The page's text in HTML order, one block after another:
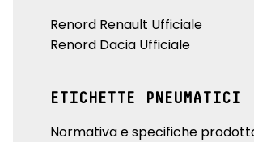
Renord Renault Ufficiale
Renord Dacia Ufficiale
ETICHETTE PNEUMATICI
Normativa e specifiche